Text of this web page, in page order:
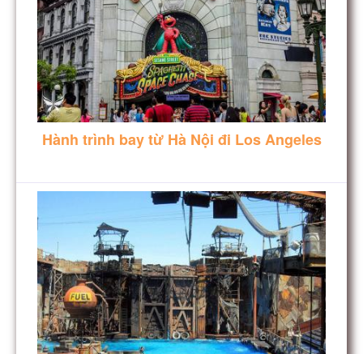
Hành trình bay từ Hà Nội đi Los Angeles